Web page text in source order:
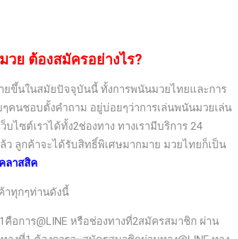
วย ต้องสมัครอย่างไร?
ยขึ้นในสมัยปัจจุบันนี้ ทั้งการพนันมวยไทยและการ
คนชอบตั้งคำถาม อยู่บ่อยๆว่าการเล่นพนันมวยเล่น
ไซต์เราได้ทั้ง2ช่องทาง ทางเรามีบริการ 24
ว ลูกค้าจะได้รับสิทธิ์พิเศษมากมาย มวยไทยก็เป็น
ลาสสิค
าทุกๆท่านดังนี้
อการ@LINE หรือช่องทางที่2สมัครสมาชิก ผ่าน